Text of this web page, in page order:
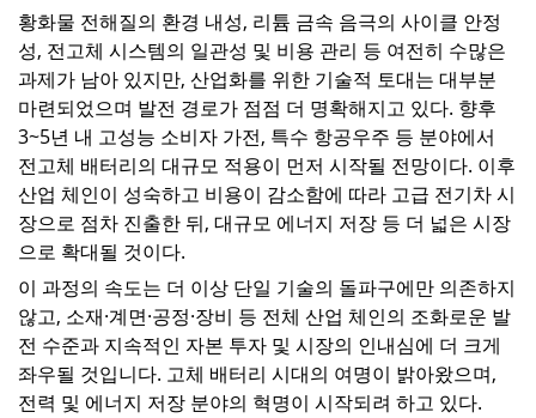
황화물 전해질의 환경 내성, 리튬 금속 음극의 사이클 안정
성, 전고체 시스템의 일관성 및 비용 관리 등 여전히 수많은
과제가 남아 있지만, 산업화를 위한 기술적 토대는 대부분
마련되었으며 발전 경로가 점점 더 명확해지고 있다. 향후
3~5년 내 고성능 소비자 가전, 특수 항공우주 등 분야에서
전고체 배터리의 대규모 적용이 먼저 시작될 전망이다. 이후
산업 체인이 성숙하고 비용이 감소함에 따라 고급 전기차 시
장으로 점차 진출한 뒤, 대규모 에너지 저장 등 더 넓은 시장
으로 확대될 것이다.
이 과정의 속도는 더 이상 단일 기술의 돌파구에만 의존하지
않고, 소재·계면·공정·장비 등 전체 산업 체인의 조화로운 발
전 수준과 지속적인 자본 투자 및 시장의 인내심에 더 크게
좌우될 것입니다. 고체 배터리 시대의 여명이 밝아왔으며,
전력 및 에너지 저장 분야의 혁명이 시작되려 하고 있다.